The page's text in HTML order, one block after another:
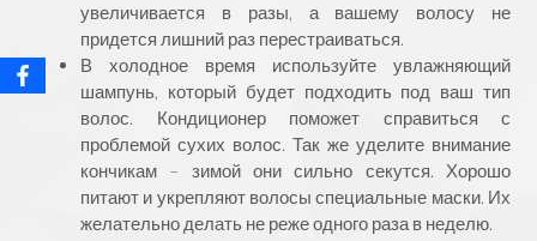
увеличивается в разы, а вашему волосу не
придется лишний раз перестраиваться.
В холодное время используйте увлажняющий
шампунь, который будет подходить под ваш тип
волос. Кондиционер поможет справиться с
проблемой сухих волос. Так же уделите внимание
кончикам – зимой они сильно секутся. Хорошо
питают и укрепляют волосы специальные маски. Их
желательно делать не реже одного раза в неделю.